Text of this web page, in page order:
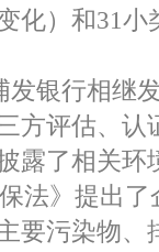
化）和31小
银行相继
方评估、认
露了相关环
法》提出
要污染物、